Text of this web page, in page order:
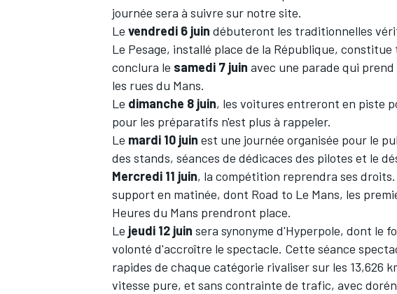
journée sera à suivre sur notre site.
Le vendredi 6 juin débuteront les traditionnelles
Le Pesage, installé place de la République,
conclura le samedi 7 juin avec une parade qui
les rues du Mans.
Le dimanche 8 juin, les voitures entreront en piste
pour les préparatifs n'est plus à rappeler.
Le mardi 10 juin est une journée organisée pour le
des stands, séances de dédicaces des pilotes et le
Mercredi 11 juin, la compétition reprendra ses
support en matinée, dont Road to Le Mans, les
Heures du Mans prendront place.
Le jeudi 12 juin sera synonyme d'Hyperpole, dont le
volonté d'accroître le spectacle. Cette séance
rapides de chaque catégorie rivaliser sur les 13,626
vitesse pure, et sans contrainte de trafic, avec